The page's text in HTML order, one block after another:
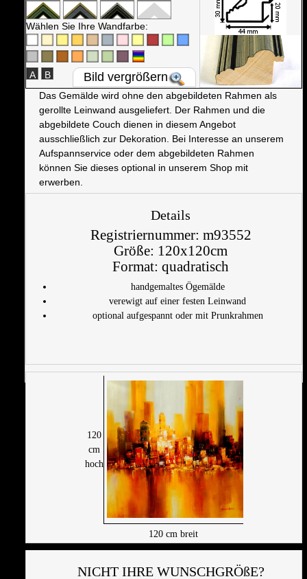
Wählen Sie Ihre Wandfarbe:
A B Bild vergrößern
Das Gemälde wird ohne den abgebildeten Rahmen als
gerollte Leinwand ausgeliefert. Der Rahmen und die
abgebildete Couch dienen in diesem Angebot
ausschließlich zur Dekoration. Bei Interesse an unserem
Aufspannservice oder dem abgebildeten Rahmen
können Sie dieses optional in unserem Shop mit
erwerben.
Details
Registriernummer: m93552
Größe: 120x120cm
Format: quadratisch
handgemaltes Ögemälde
verewigt auf einer festen Leinwand
optional aufgespannt oder mit Prunkrahmen
120
cm
hoch
120cm breit
NICHT IHRE WUNSCHGRÖßE?